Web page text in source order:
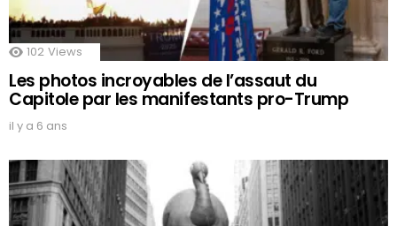
102 Views
Les photos incroyables de l’assaut du
Capitole par les manifestants pro-Trump
il y a 6 ans